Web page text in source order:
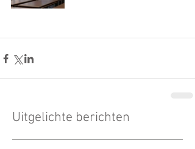
Uitgelichte berichten